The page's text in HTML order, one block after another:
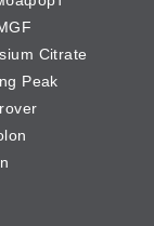
Citrate
Peak